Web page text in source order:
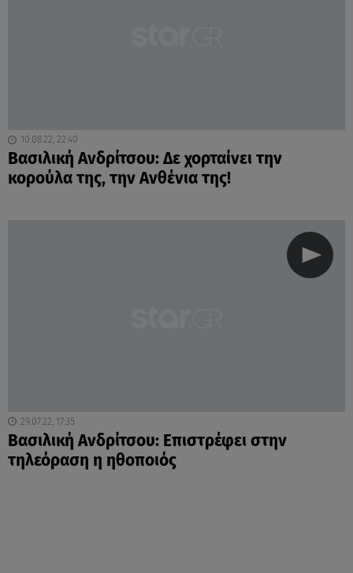
10.08.22, 22:40
Βασιλική Ανδρίτσου: Δε χορταίνει την
κορούλα της, την Ανθένια της!
29.07.22, 17:35
Βασιλική Ανδρίτσου: Επιστρέφει στην
τηλεόραση η ηθοποιός